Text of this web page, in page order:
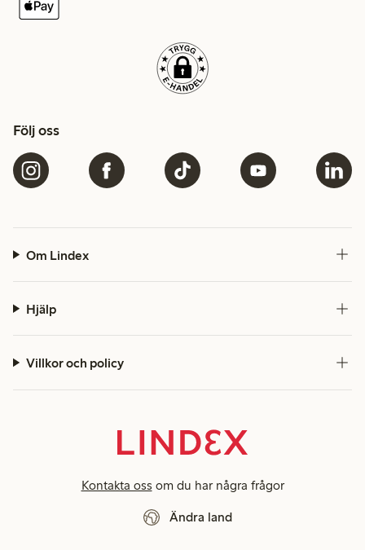
Följ oss
Om Lindex
Hjälp
Villkor och policy
Kontakta oss om du har några frågor
Ändra land